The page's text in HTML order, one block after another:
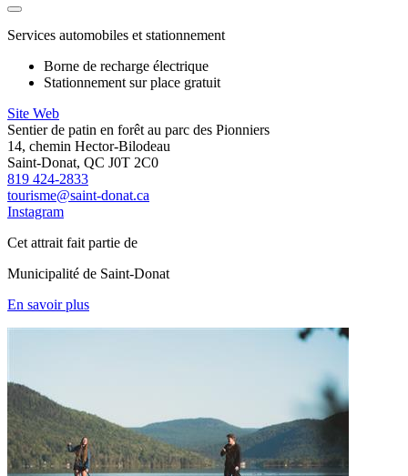
Services automobiles et stationnement
Borne de recharge électrique
Stationnement sur place gratuit
Site Web
Sentier de patin en forêt au parc des Pionniers
14, chemin Hector-Bilodeau
Saint-Donat, QC J0T 2C0
819 424-2833
tourisme@saint-donat.ca
Instagram
Cet attrait fait partie de
Municipalité de Saint-Donat
En savoir plus